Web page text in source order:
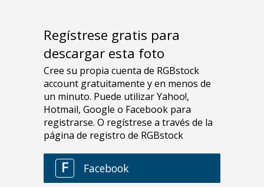
Regístrese gratis para
descargar esta foto